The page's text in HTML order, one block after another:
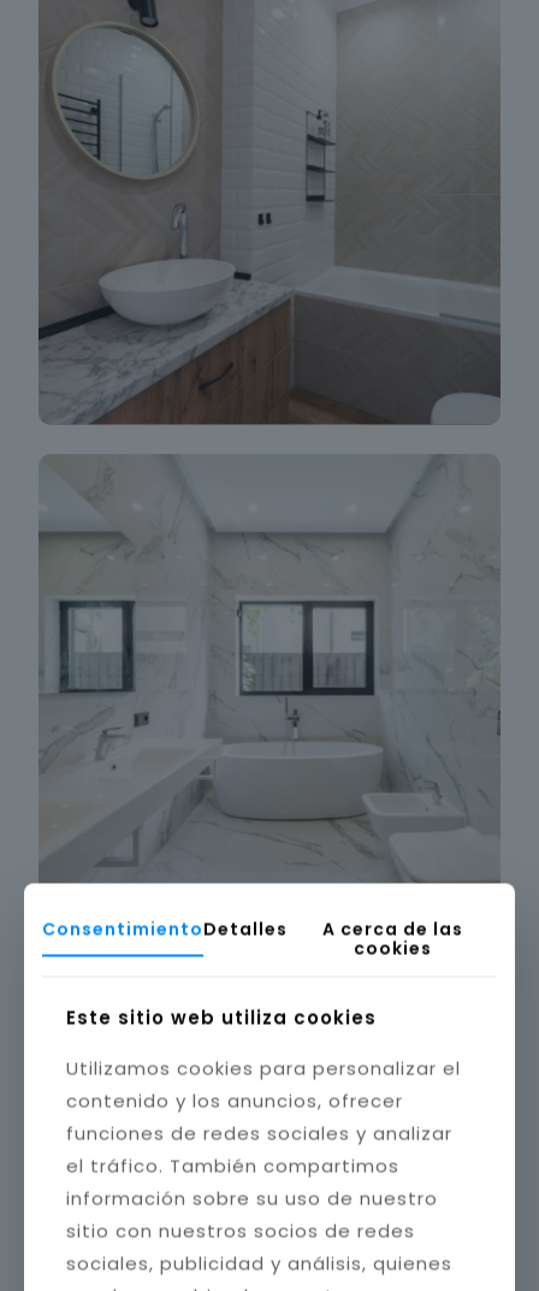
ConsentimientoDetalles
A cerca de las
cookies
Este sitio web utiliza cookies
Utilizamos cookies para personalizar el
contenido y los anuncios, ofrecer
funciones de redes sociales y analizar
el tráfico. También compartimos
información sobre su uso de nuestro
sitio con nuestros socios de redes
sociales, publicidad y análisis, quienes